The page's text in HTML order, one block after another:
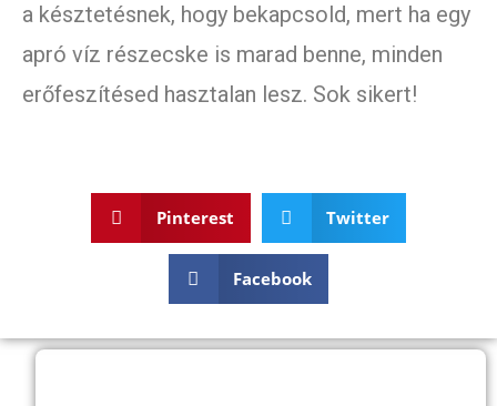
a késztetésnek, hogy bekapcsold, mert ha egy
apró víz részecske is marad benne, minden
erőfeszítésed hasztalan lesz. Sok sikert!
Pinterest Twitter
Facebook